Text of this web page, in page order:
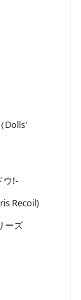
Dolls'
ウ!-
Recoil)
ーズ